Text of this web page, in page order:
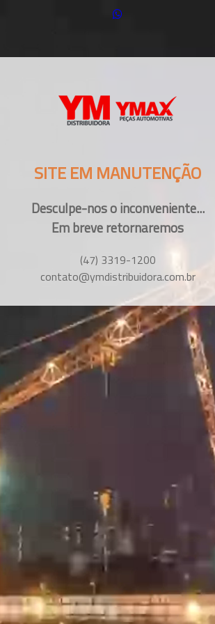
SITE EM MANUTENÇÃO
Desculpe-nos o inconveniente...
Em breve retornaremos
(47) 3319-1200
contato@ymdistribuidora.com.br